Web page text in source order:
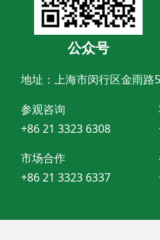
公众号
地址：上海市闵行区金雨路
参观咨询
+86 21 3323 6308
市场合作
+86 21 3323 6337